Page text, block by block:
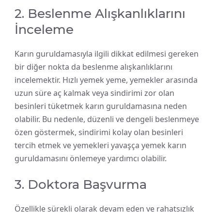
2. Beslenme Alışkanlıklarını
İnceleme
Karın guruldamasıyla ilgili dikkat edilmesi gereken
bir diğer nokta da beslenme alışkanlıklarını
incelemektir. Hızlı yemek yeme, yemekler arasında
uzun süre aç kalmak veya sindirimi zor olan
besinleri tüketmek karın guruldamasına neden
olabilir. Bu nedenle, düzenli ve dengeli beslenmeye
özen göstermek, sindirimi kolay olan besinleri
tercih etmek ve yemekleri yavaşça yemek karın
guruldamasını önlemeye yardımcı olabilir.
3. Doktora Başvurma
Özellikle sürekli olarak devam eden ve rahatsızlık